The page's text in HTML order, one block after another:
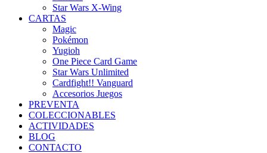
Star Wars X-Wing
CARTAS
Magic
Pokémon
Yugioh
One Piece Card Game
Star Wars Unlimited
Cardfight!! Vanguard
Accesorios Juegos
PREVENTA
COLECCIONABLES
ACTIVIDADES
BLOG
CONTACTO